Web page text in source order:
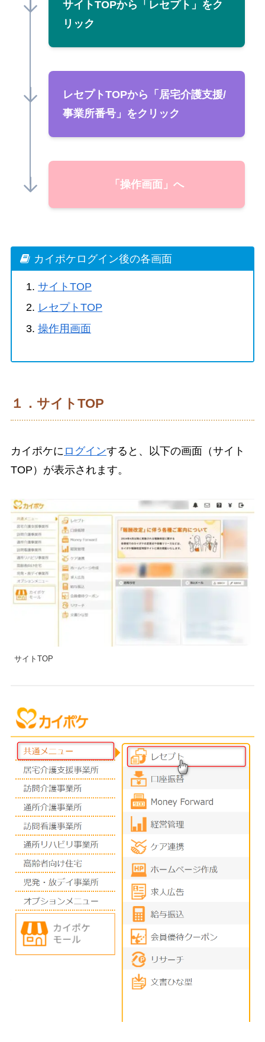
サイトTOPから「レセプト」をク
リック
レセプトTOPから「居宅介護支援/
事業所番号」をクリック
「操作画面」へ
カイポケログイン後の各画面
サイトTOP
レセプトTOP
操作用画面
１．サイトTOP
カイポケに ログインすると、以下の画面（サイト
TOP）が表示されます。
サイトTOP